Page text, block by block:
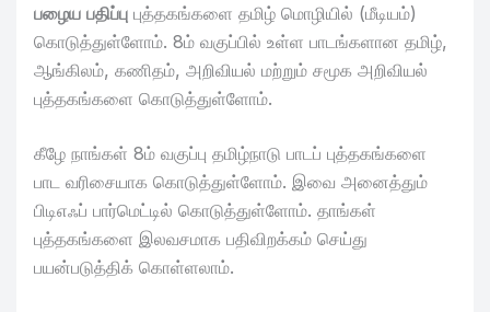
பழைய பதிப்புபுத்தகங்களை தமிழ் மொழியில் (மீடியம்)
கொடுத்துள்ளோம். 8ம் வகுப்பில் உள்ள பாடங்களான தமிழ்,
ஆங்கிலம், கணிதம், அறிவியல் மற்றும் சமூக அறிவியல்
புத்தகங்களை கொடுத்துள்ளோம்.
கீழே நாங்கள் 8ம் வகுப்பு தமிழ்நாடு பாடப் புத்தகங்களை
பாட வரிசையாக கொடுத்துள்ளோம். இவை அனைத்தும்
பிடிஎஃப் பார்மெட்டில் கொடுத்துள்ளோம். தாங்கள்
புத்தகங்களை இலவசமாக பதிவிறக்கம் செய்து
பயன்படுத்திக் கொள்ளலாம்.